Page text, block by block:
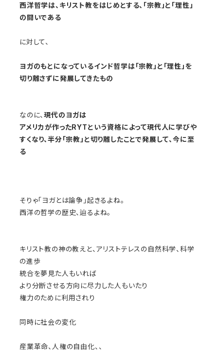
西洋哲学は、キリスト教をはじめとする、「宗教」と「理性」
の闘いである
に対して、
ヨガのもとになっているインド哲学は「宗教」と「理性」を
切り離さずに発展してきたもの
なのに、現代のヨガは
アメリカが作ったRYTという資格によって現代人に学びや
すくなり、半分「宗教」と切り離したことで発展して、今に至
る
そりゃ「ヨガとは論争」起きるよね。
西洋の哲学の歴史、辿るよね。
キリスト教の神の教えと、アリストテレスの自然科学、科学
の進歩
統合を夢見た人もいれば
より分断させる方向に尽力した人もいたり
権力のために利用されり
同時に社会の変化
産業革命、人権の自由化、、